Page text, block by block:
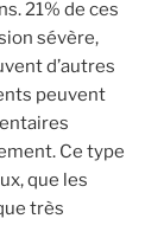
21% de ces
sévère,
d’autres
peuvent
Ce type
que les
très